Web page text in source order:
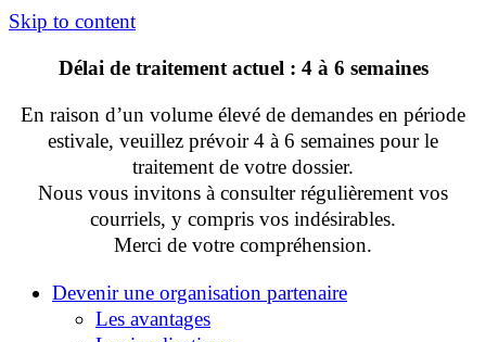
Skip to content
Délai de traitement actuel : 4 à 6 semaines
En raison d’un volume élevé de demandes en période
estivale, veuillez prévoir 4 à 6 semaines pour le
traitement de votre dossier.
Nous vous invitons à consulter régulièrement vos
courriels, y compris vos indésirables.
Merci de votre compréhension.
Devenir une organisation partenaire
Les avantages